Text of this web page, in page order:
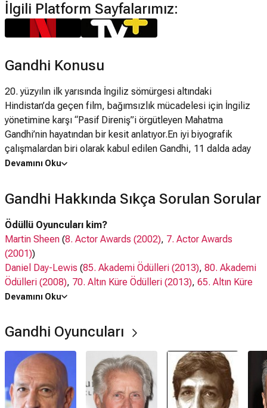
İlgili Platform Sayfalarımız:
Gandhi Konusu
20. yüzyılın ilk yarısında İngiliz sömürgesi altındaki
Hindistan’da geçen film, bağımsızlık mücadelesi için İngiliz
yönetimine karşı “Pasif Direniş”i örgütleyen Mahatma
Gandhi’nin hayatından bir kesit anlatıyor.En iyi biyografik
çalışmalardan biri olarak kabul edilen Gandhi, 11 dalda aday
olduğu Oscar ödüllerinden “en iyi film” ve “en iyi yönetmen”
iyi performanslarından birine imza atan usta oyuncu Ben
Kingsley’nin ise “en iyi erkek oyuncu” dalında heykelciğe
uzanmasıysa pek zor olmadı. Cenaze sahnesinde yaklaşık
300.000 kişinin yer almasıyla da bir film sahnesinde yer alan
en kalabalık insan sayısı rekorunu da elinde bulunduran film,
çarpıcı sahneleriyle hafızalardan silinmeyecek bir yapıt.
Devamını Oku
Gandhi Hakkında Sıkça Sorulan Sorular
Ödüllü Oyuncuları kim?
Martin Sheen (8. Actor Awards (2002), 7. Actor Awards
(2001))
Daniel Day-Lewis (85. Akademi Ödülleri (2013), 80. Akademi
Ödülleri (2008), 70. Altın Küre Ödülleri (2013), 65. Altın Küre
Ödülleri (2008),
(2003)
Oyuncuları kim?
Ben Kingsley, Martin Sheen,Roshan Seth , Daniel Day-Lewis,
Edward Fox
Rohini Hattangadi
Ne zaman çıktı?
Devamını Oku
Gandhi Oyuncuları